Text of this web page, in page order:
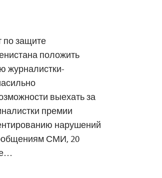
по защите
положить
журналистки-
выехать за
премии
нарушений
СМИ, 20